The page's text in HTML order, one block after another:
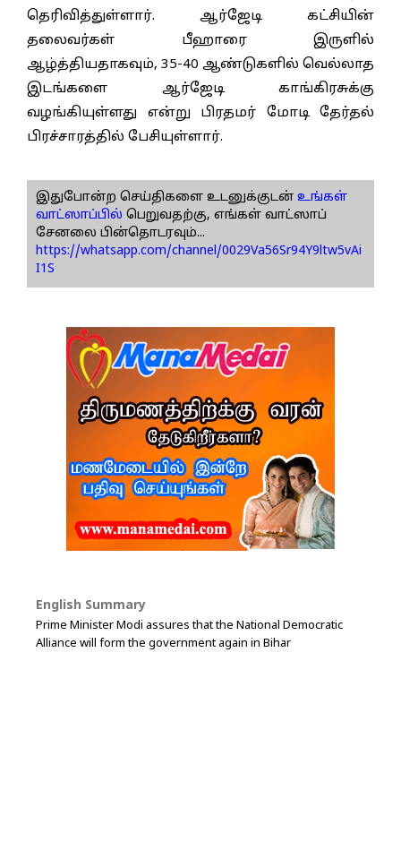
தெரிவித்துள்ளார். ஆர்ஜேடி கட்சியின்
தலைவர்கள் பீஹாரை இருளில்
ஆழ்த்தியதாகவும், 35-40 ஆண்டுகளில் வெல்லாத
இடங்களை ஆர்ஜேடி காங்கிரசுக்கு
வழங்கியுள்ளது என்று பிரதமர் மோடி தேர்தல்
பிரச்சாரத்தில் பேசியுள்ளார்.
இதுபோன்ற செய்திகளை உடனுக்குடன் உங்கள்
வாட்ஸாப்பில் பெறுவதற்கு, எங்கள் வாட்ஸாப்
சேனலை பின்தொடரவும்...
https://whatsapp.com/channel/0029Va56Sr94Y9ltw5vAi
I1S
English Summary
Prime Minister Modi assures that the National Democratic
Alliance will form the government again in Bihar